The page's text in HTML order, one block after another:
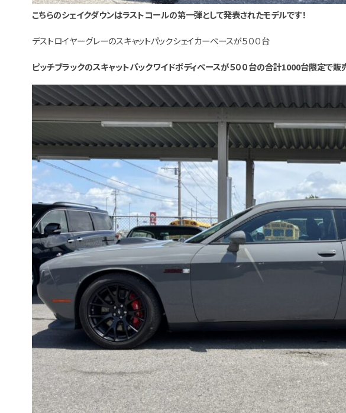
こちらのシェイクダウンはラストコールの第一弾として発表されたモデルです！
デストロイヤーグレーのスキャットパックシェイカーベースが５００台
ピッチブラックのスキャットパックワイドボディベースが５００台の合計1000台限定で販